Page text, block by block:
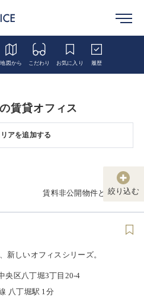
地図から こだわり お気に入り 履歴
賃貸オフィス
アを追加する
絞り込む
賃料非公開物件とは
新しいオフィスシリーズ。
央区八丁堀3丁目20-4
八丁堀駅 1分